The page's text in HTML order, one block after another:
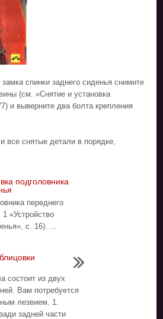
спинки заднего сиденья снимите
(см. «Снятие и установка
и выверните два болта крепления
все снятые детали в порядке,
подголовника
переднего
«Устройство
с. 16). ...
состоит из двух
Вам потребуется
лезвием. 1.
задней части